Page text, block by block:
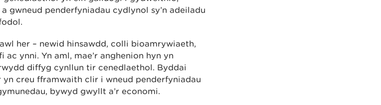
gwneud penderfyniadau cydlynol sy’n adeiladu
her – newid hinsawdd, colli bioamrywiaeth,
ynni. Yn aml, mae’r anghenion hyn yn
diffyg cynllun tir cenedlaethol. Byddai
creu fframwaith clir i wneud penderfyniadau
bywyd gwyllt a’r economi.